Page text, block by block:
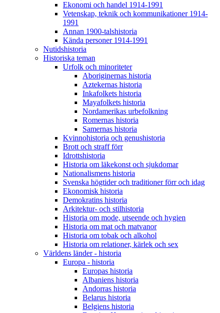
Ekonomi och handel 1914-1991
Vetenskap, teknik och kommunikationer 1914-
1991
Annan 1900-talshistoria
Kända personer 1914-1991
Nutidshistoria
Historiska teman
Urfolk och minoriteter
Aboriginernas historia
Aztekernas historia
Inkafolkets historia
Mayafolkets historia
Nordamerikas urbefolkning
Romernas historia
Samernas historia
Kvinnohistoria och genushistoria
Brott och straff förr
Idrottshistoria
Historia om läkekonst och sjukdomar
Nationalismens historia
Svenska högtider och traditioner förr och idag
Ekonomisk historia
Demokratins historia
Arkitektur- och stilhistoria
Historia om mode, utseende och hygien
Historia om mat och matvanor
Historia om tobak och alkohol
Historia om relationer, kärlek och sex
Världens länder - historia
Europa - historia
Europas historia
Albaniens historia
Andorras historia
Belarus historia
Belgiens historia